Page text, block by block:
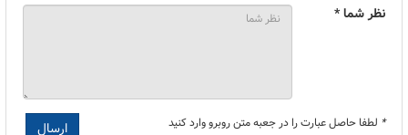
نظر شما *
* لطفا حاصل عبارت را در جعبه متن روبرو وارد کنید